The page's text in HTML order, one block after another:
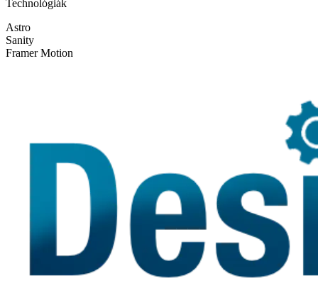
Technológiák
Astro
Sanity
Framer Motion